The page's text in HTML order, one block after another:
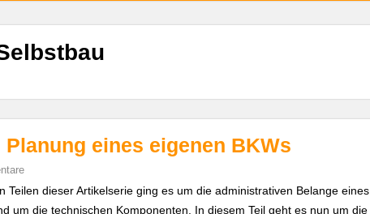
eines eigenen BKWs
Teilen dieser Artikelserie ging es um die administrativen Belange eines
um die technischen Komponenten. In diesem Teil geht es nun um die